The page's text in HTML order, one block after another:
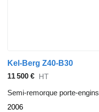
Kel-Berg Z40-B30
11 500 €
HT
Semi-remorque porte-engins
2006